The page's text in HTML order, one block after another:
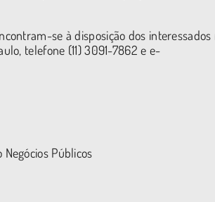
se à disposição dos interessados
telefone (11) 3091-7862 e e-
Públicos